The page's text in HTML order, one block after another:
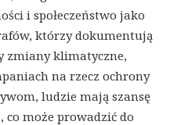
i społeczeństwo jako
którzy dokumentują
zmiany klimatyczne,
na rzecz ochrony
ludzie mają szansę
co może prowadzić do